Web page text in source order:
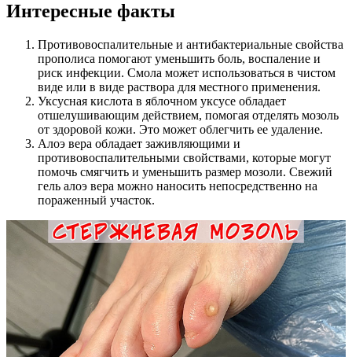
Интересные факты
Противовоспалительные и антибактериальные свойства
прополиса помогают уменьшить боль, воспаление и
риск инфекции. Смола может использоваться в чистом
виде или в виде раствора для местного применения.
Уксусная кислота в яблочном уксусе обладает
отшелушивающим действием, помогая отделять мозоль
от здоровой кожи. Это может облегчить ее удаление.
Алоэ вера обладает заживляющими и
противовоспалительными свойствами, которые могут
помочь смягчить и уменьшить размер мозоли. Свежий
гель алоэ вера можно наносить непосредственно на
пораженный участок.